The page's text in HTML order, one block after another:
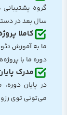
گروه
سال بعد در
کاملا
ما به آموزش
دوره ما با
مدرک
در پایان
می‌تونی توی